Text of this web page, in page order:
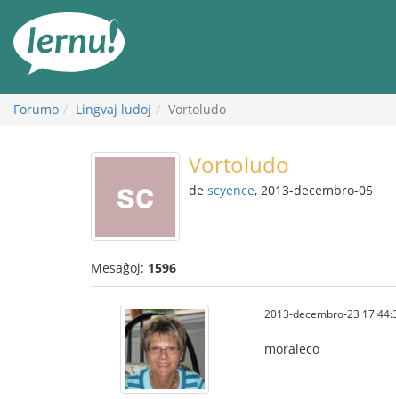
enhavo
Forumo Lingvaj ludoj Vortoludo
Vortoludo
de scyence, 2013-decembro-05
Mesaĝoj: 1596
2013-decembro-23
moraleco